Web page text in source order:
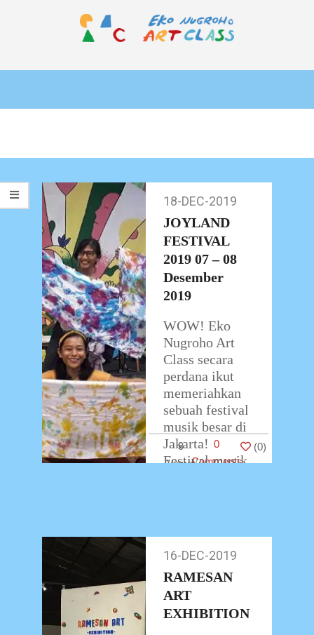
ART
Primary
Menu
Dec-
2019
18-DEC-2019
JOYLAND
FESTIVAL
2019 07 – 08
Desember
2019
WOW! Eko
Nugroho Art
Class secara
perdana ikut
memeriahkan
sebuah festival
musik besar di
Jakarta!
Festival musik
oleh Plainsong
…
8
0
Comments
(0)
Dec-
2019
16-DEC-2019
RAMESAN
ART
EXHIBITION